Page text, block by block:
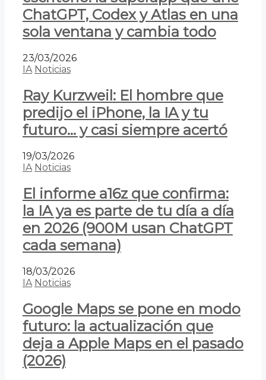
ChatGPT, Codex y Atlas en una
sola ventana y cambia todo
23/03/2026
IA Noticias
Ray Kurzweil: El hombre que
predijo el iPhone, la IA y tu
futuro… y casi siempre acertó
19/03/2026
IA Noticias
El informe a16z que confirma:
la IA ya es parte de tu día a día
en 2026 (900M usan ChatGPT
cada semana)
18/03/2026
IA Noticias
Google Maps se pone en modo
futuro: la actualización que
deja a Apple Maps en el pasado
(2026)